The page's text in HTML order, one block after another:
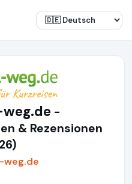
-
& Rezensionen
weg.de